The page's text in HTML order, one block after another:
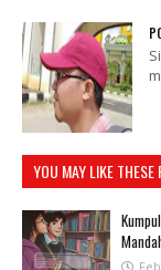
YOU MAY LIKE THESE